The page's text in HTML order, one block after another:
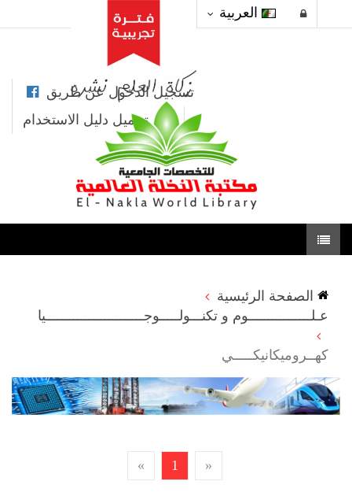
العربية
تسجيل الدخول عن طريق
تحميل دليل الاستخدام
الصفحة الرئيسية
عـلــــــــــــــــوم و تكنـــولـــــوجـــــــــــــــــــــــــيا
كهــروميكانيكـــــي
«
1
»